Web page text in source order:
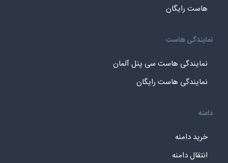
هاست رایگان
نمایندگی هاست
نمایندگی هاست سی پنل آلمان
نمایندگی هاست رایگان
دامنه
خرید دامنه
انتقال دامنه